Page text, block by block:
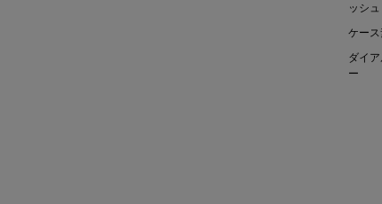
ッシュ
ケー
ダイ
ー